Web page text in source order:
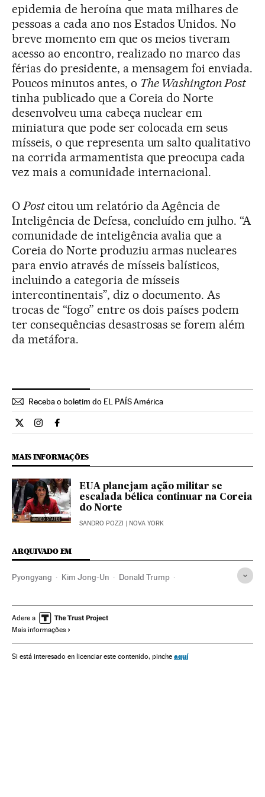
epidemia de heroína que mata milhares de
pessoas a cada ano nos Estados Unidos. No
breve momento em que os meios tiveram
acesso ao encontro, realizado no marco das
férias do presidente, a mensagem foi enviada.
Poucos minutos antes, o The Washington Post
tinha publicado que a Coreia do Norte
desenvolveu uma cabeça nuclear em
miniatura que pode ser colocada em seus
mísseis, o que representa um salto qualitativo
na corrida armamentista que preocupa cada
vez mais a comunidade internacional.
OPostcitou um relatório da Agência de
Inteligência de Defesa, concluído em julho. “A
comunidade de inteligência avalia que a
Coreia do Norte produziu armas nucleares
para envio através de mísseis balísticos,
incluindo a categoria de mísseis
intercontinentais”, diz o documento. As
trocas de “fogo” entre os dois países podem
ter consequências desastrosas se forem além
da metáfora.
Receba o boletim do EL PAÍS América
Internacional El País Brasil en Twitter
Internacional El País Brasil en Instagram
Internacional El País Brasil en Facebook
MAIS INFORMAÇÕES
EUA planejam ação militar se
escalada bélica continuar na Coreia
do Norte
SANDRO POZZI | NOVA YORK
ARQUIVADO EM
Pyongyang Kim Jong-Un Donald Trump
América do Norte Ásia oriental
América
Adere a
Mais informações
Si está interesado en licenciar este contenido, pinche aquí